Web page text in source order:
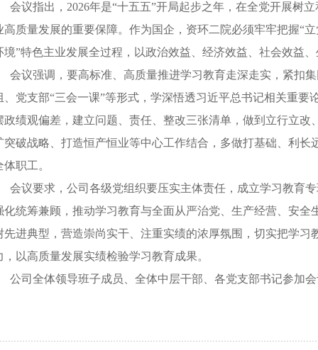
会议指出， 2026年是“十五五”开局起步之年，在全党开展树
高质量发展的重要保障。作为国企，资环二院必须牢牢把握“
境”特色主业发展全过程，以政治效益、经济效益、社会效益
会议强调，要高标准、高质量推进学习教育走深走实，紧扣
、党支部“三会一课”等形式，学深悟透习近平总书记相关重
政绩观偏差，建立问题、责任、整改三张清单，做到立行立
突破战略、打造恒产恒业等中心工作结合，多做打基础、利
体职工。
会议要求，公司各级党组织要压实主体责任，成立学习教育
化统筹兼顾，推动学习教育与全面从严治党、生产经营、安
先进典型，营造崇尚实干、注重实绩的浓厚氛围，切实把学
，以高质量发展实绩检验学习教育成果。
公司全体领导班子成员、全体中层干部、各党支部书记参加